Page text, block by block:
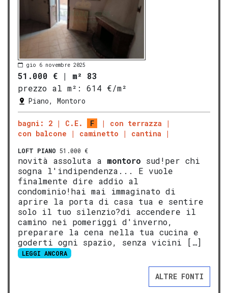
gio 6 novembre 2025
51.000 € | m² 83
prezzo al m²:
614 €/m²
Piano, Montoro
bagni: 2 C.E. F
con terrazza
con balcone
caminetto cantina
LOFT PIANO 51.000 €
novità assoluta a montoro sud!per chi
sogna l'indipendenza... E vuole
finalmente dire addio al
condominio!hai mai immaginato di
aprire la porta di casa tua e sentire
solo il tuo silenzio?di accendere il
camino nei pomeriggi d'inverno,
preparare la cena nella tua cucina e
goderti ogni spazio, senza vicini […]
LEGGI ANCORA
ALTRE FONTI